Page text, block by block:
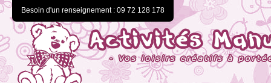
Besoin d'un renseignement : 09 72 128 178